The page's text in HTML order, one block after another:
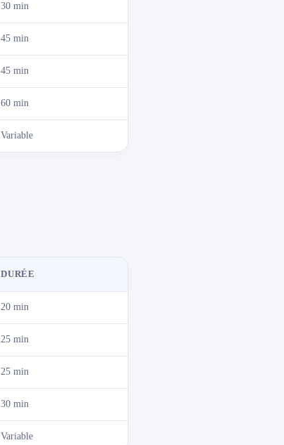
30 min
45 min
45 min
60 min
Variable
DURÉE
20 min
25 min
25 min
30 min
Variable